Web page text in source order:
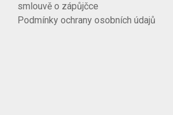
smlouvě o zápůjčce
Podmínky ochrany osobních údajů